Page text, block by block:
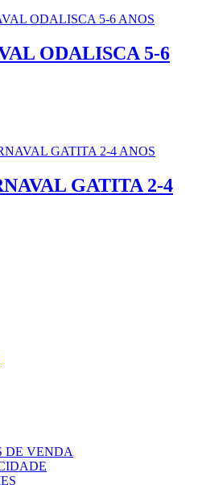
ODALISCA 5-6
GATITA 2-4
DE VENDA